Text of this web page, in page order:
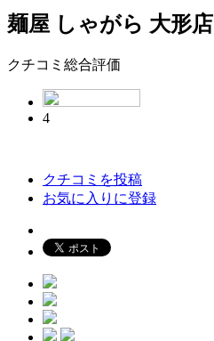
麺屋 しゃがら 大形店
クチコミ総合評価
4
クチコミを投稿
お気に入りに登録